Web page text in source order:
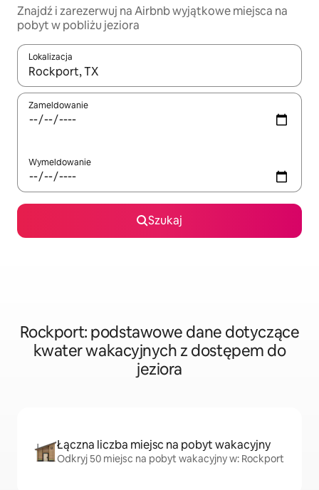
Znajdź i zarezerwuj na Airbnb wyjątkowe miejsca na
pobyt w pobliżu jeziora
Lokalizacja
Gdy wyniki będą dostępne, możesz poruszać się po nich za
Zameldowanie
Wymeldowanie
Szukaj
Rockport: podstawowe dane dotyczące
kwater wakacyjnych z dostępem do
jeziora
Łączna liczba miejsc na pobyt wakacyjny
Odkryj 50 miejsc na pobyt wakacyjny w: Rockport